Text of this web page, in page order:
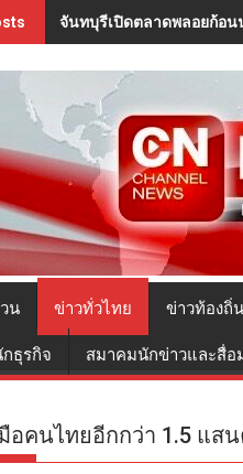
ททท. ต้อนรับเที่ยวบินปฐม
น ข่าวทั่วไทย ข่าวท้องถิ่
ธุรกิจ สมาคมนักข่าวและสื่อ
อคนไทยอีกกว่า 1.5 แส